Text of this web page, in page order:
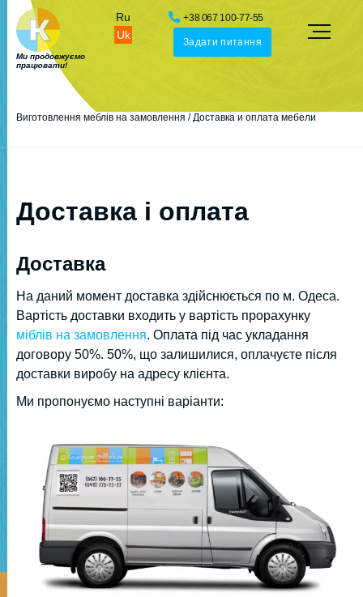
Ми продовжуємо
працювати!
Uk
Ru +38 067 100-77-55
Задати питання
Виготовлення меблів на замовлення /Доставка и оплата мебели
Доставка і оплата
Доставка
На даний момент доставка здійснюється по м. Одеса.
Вартість доставки входить у вартість прорахунку
міблів на замовлення. Оплата під час укладання
договору 50%. 50%, що залишилися, оплачуєте після
доставки виробу на адресу клієнта.
Ми пропонуємо наступні варіанти: